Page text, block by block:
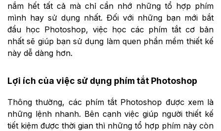
nắm hết tất cả mà chỉ cần nhớ những tổ hợp phím
mình hay sử dụng nhất. Đối với những bạn mới bắt
đầu học Photoshop, việc học các phím tắt cơ bản
nhất sẽ giúp bạn sử dụng làm quen phần mềm thiết kế
này dễ dàng hơn.
Lợi ích của việc sử dụng phím tắt Photoshop
Thông thường, các phím tắt Photoshop được xem là
những lệnh nhanh. Bên cạnh việc giúp người thiết kế
tiết kiệm được thời gian thì những tổ hợp phím này còn